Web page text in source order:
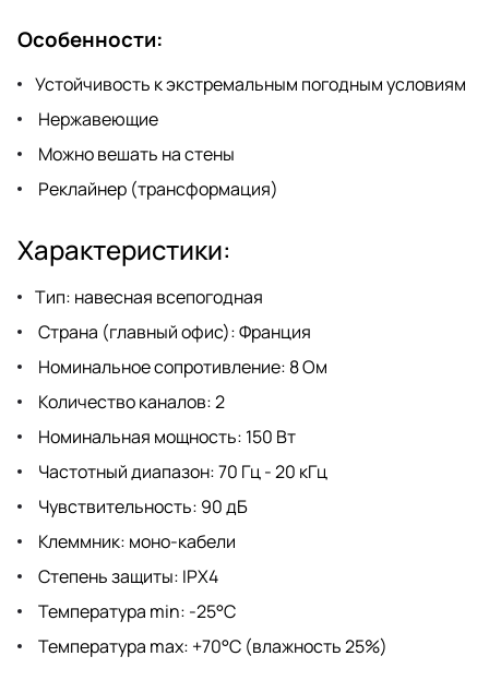
Особенности:
Устойчивость к экстремальным погодным условиям
Нержавеющие
Можно вешать на стены
Реклайнер (трансформация)
Характеристики:
Тип: навесная всепогодная
Страна (главный офис): Франция
Номинальное сопротивление: 8 Ом
Количество каналов: 2
Номинальная мощность: 150 Вт
Частотный диапазон: 70 Гц - 20 кГц
Чувствительность: 90 дБ
Клеммник: моно-кабели
Степень защиты: IPX4
Температура min: -25°C
Температура max: +70°C (влажность 25%)